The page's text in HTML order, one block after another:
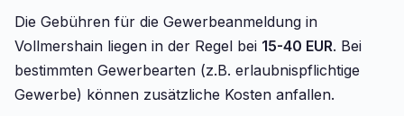
Die Gebühren für die Gewerbeanmeldung in
Vollmershain liegen in der Regel bei 15-40 EUR. Bei
bestimmten Gewerbearten (z.B. erlaubnispflichtige
Gewerbe) können zusätzliche Kosten anfallen.